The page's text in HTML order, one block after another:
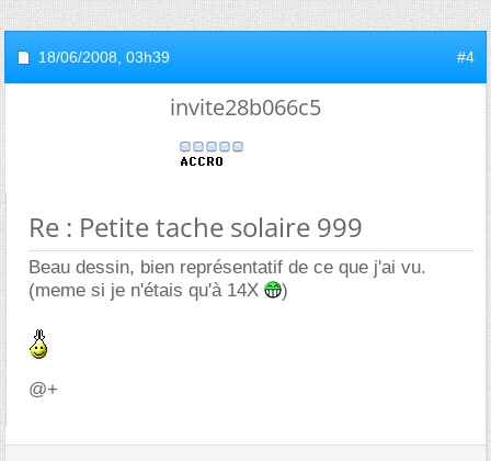
18/06/2008, 03h39 #4
invite28b066c5
Re : Petite tache solaire 999
Beau dessin, bien représentatif de ce que j'ai vu.
(meme si je n'étais qu'à 14X
)
@+